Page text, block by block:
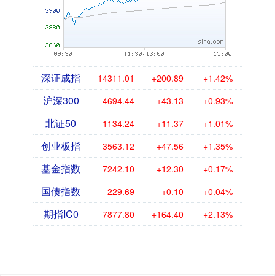
深证成指 14311.01 +200.89 +1.42%
沪深300 4694.44 +43.13 +0.93%
北证50 1134.24 +11.37 +1.01%
创业板指 3563.12 +47.56 +1.35%
基金指数 7242.10 +12.30 +0.17%
国债指数 229.69 +0.10 +0.04%
期指IC0 7877.80 +164.40 +2.13%